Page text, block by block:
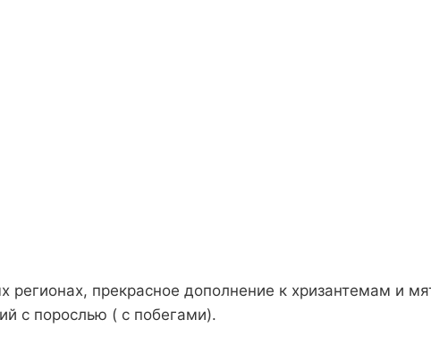
прекрасное дополнение к хризантемам и
с порослью ( с побегами).